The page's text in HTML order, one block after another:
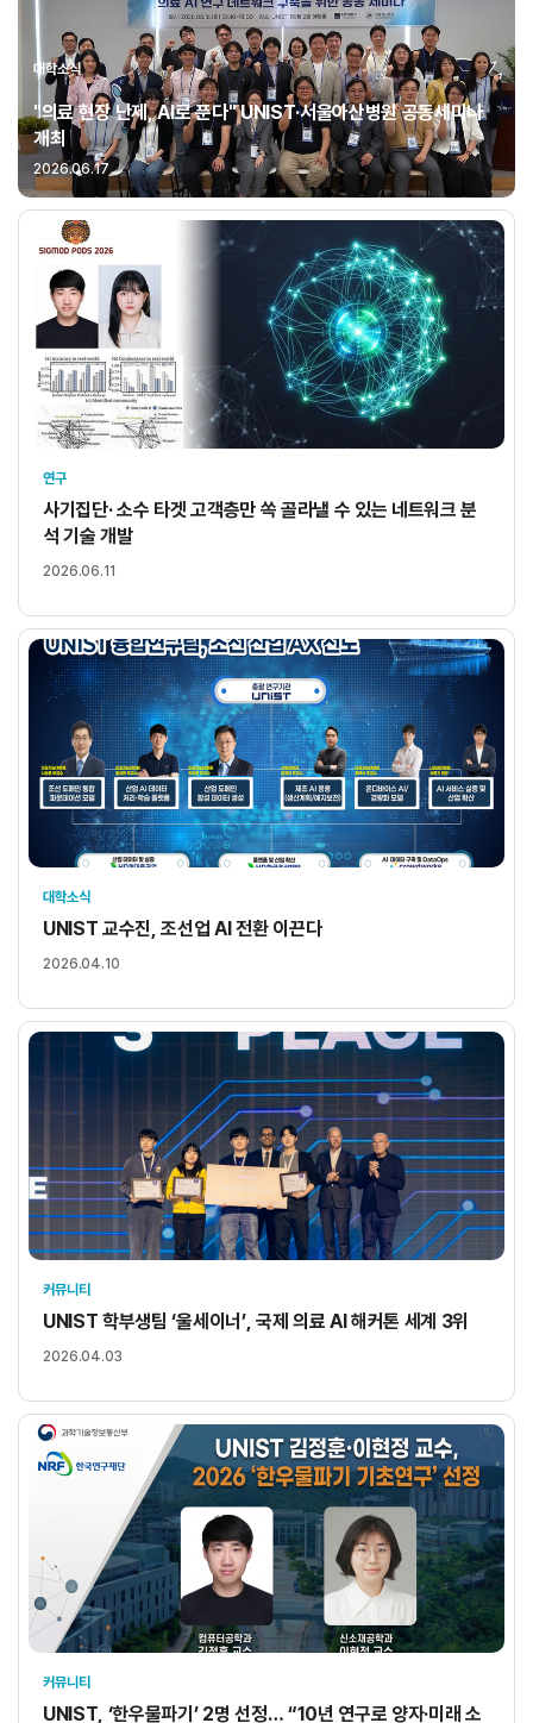
대학소식
"의료 현장 난제, AI로 푼다" UNIST·서울아산병원 공동세미나
개최
2026.06.17
연구
사기집단· 소수 타겟 고객층만 쏙 골라낼 수 있는 네트워크 분
석 기술 개발
2026.06.11
대학소식
UNIST 교수진, 조선업 AI 전환 이끈다
2026.04.10
커뮤니티
UNIST 학부생팀 ‘울세이너’, 국제 의료 AI 해커톤 세계 3위
2026.04.03
커뮤니티
UNIST, ‘한우물파기’ 2명 선정… “10년 연구로 양자·미래 소